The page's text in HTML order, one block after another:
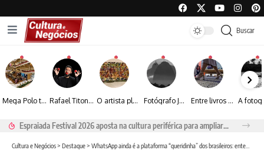
Buscar
Mega Polo transforma lançamento de coleção em plataforma nacional de negócios e projeta crescimento de mais de 15% Rafael Titonelly leva magia e acolhimento a crianças em tratamento oncológico em Juiz de Fora O artista plástico Jorge Luiz transforma sustentabilidade e criatividade em arte contemporânea Fotógrafo José Roberto apresenta um olhar sensível sobre arquitetura, formas e luz na fotografia Entre livros e fotografia autoral, Sebastião Reis consolida uma trajetória marcada pelo olhar artístico
Espraiada Festival 2026 aposta na cultura periférica para ampliar oportunidades na zona sul
Cultura e Negócios> Destaque> WhatsApp ainda é a plataforma “queridinha” dos brasileiros: entenda a importância da automação para empresas brasileiras